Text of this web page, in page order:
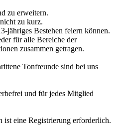
zu erweitern.
zu kurz.
jähriges Bestehen feiern können.
für alle Bereiche der
zusammen getragen.
Tonfreunde sind bei uns
und für jedes Mitglied
eine Registrierung erforderlich.